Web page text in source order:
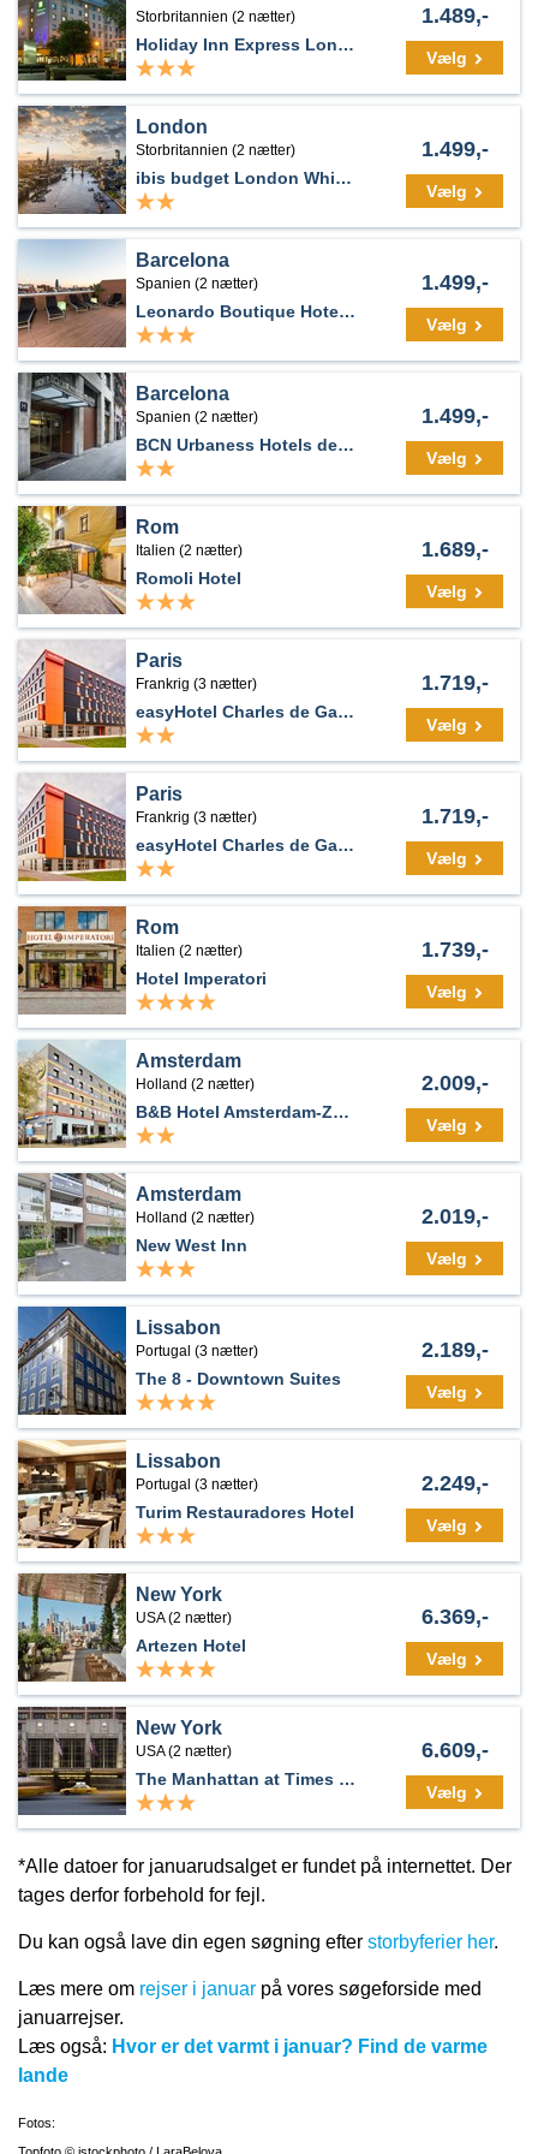
Holiday Inn Express London - Wandsworth
Storbritannien (2 nætter) 1.489,-
Vælg
London
ibis budget London Whitechapel - Brick Lane
Storbritannien (2 nætter) 1.499,-
Vælg
Barcelona
Leonardo Boutique Hotel Barcelona Sagrada Familia
Spanien (2 nætter) 1.499,-
Vælg
Barcelona
BCN Urbaness Hotels del Comte
Spanien (2 nætter) 1.499,-
Vælg
Rom
Romoli Hotel
Italien (2 nætter) 1.689,-
Vælg
Paris
easyHotel Charles de Gaulle Villepinte
Frankrig (3 nætter) 1.719,-
Vælg
Paris
easyHotel Charles de Gaulle Villepinte
Frankrig (3 nætter) 1.719,-
Vælg
Rom
Hotel Imperatori
Italien (2 nætter) 1.739,-
Vælg
Amsterdam
B&B Hotel Amsterdam-Zaandam
Holland (2 nætter) 2.009,-
Vælg
Amsterdam
New West Inn
Holland (2 nætter) 2.019,-
Vælg
Lissabon
The 8 - Downtown Suites
Portugal (3 nætter) 2.189,-
Vælg
Lissabon
Turim Restauradores Hotel
Portugal (3 nætter) 2.249,-
Vælg
New York
Artezen Hotel
USA (2 nætter) 6.369,-
Vælg
New York
The Manhattan at Times Square
USA (2 nætter) 6.609,-
Vælg
*Alle datoer for januarudsalget er fundet på internettet. Der
tages derfor forbehold for fejl.
Du kan også lave din egen søgning efter storbyferier her.
Læs mere om rejser i januar på vores søgeforside med
januarrejser.
Læs også: Hvor er det varmt i januar? Find de varme
lande
Fotos: